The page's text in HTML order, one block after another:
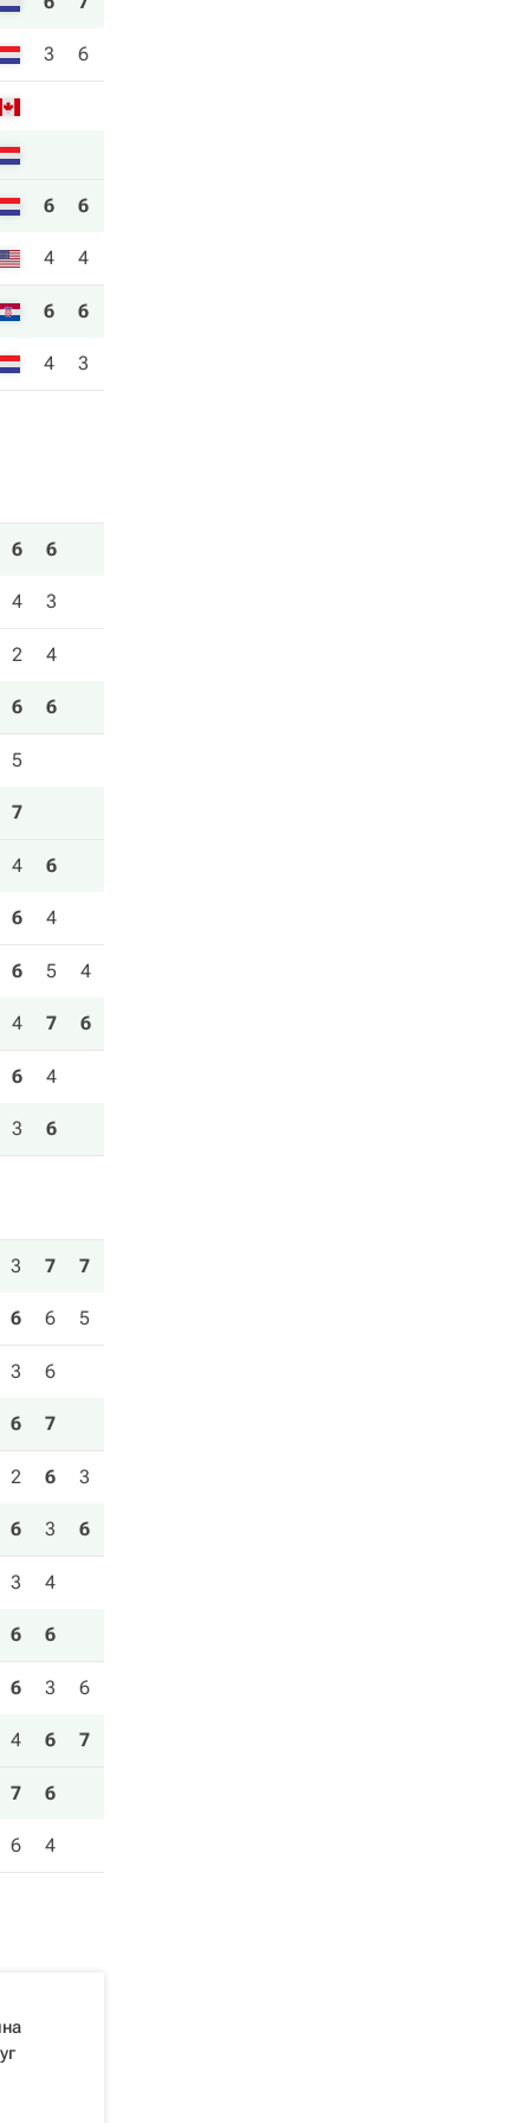
3 6
6 6
4 4
6 6
4 3
6 6
4 3
2 4
6 6
5
7
4 6
6 4
6 5 4
4 7 6
6 4
3 6
3 7 7
6 6 5
3 6
6 7
2 6 3
6 3 6
3 4
6 6
6 3 6
4 6 7
7 6
6 4